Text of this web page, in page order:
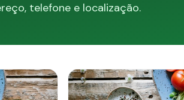
telefone e localização.